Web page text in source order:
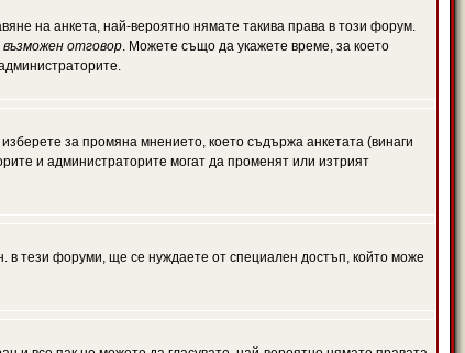
на анкета, най-вероятно нямате такива права в този форум.
отговор. Можете също да укажете време, за което
за промяна мнението, което съдържа анкетата (винаги
и администраторите могат да променят или изтрият
в тези форуми, ще се нуждаете от специален достъп, който може